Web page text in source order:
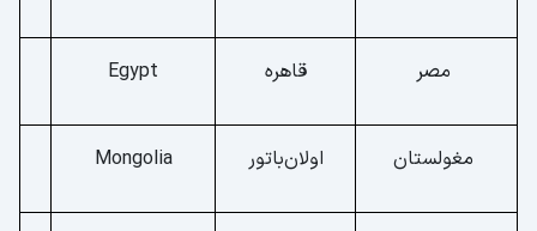
مصر قاهره Egypt
مغولستان اولان‌باتور Mongolia